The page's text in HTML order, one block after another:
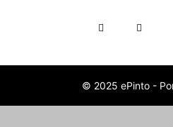
© 2025 ePinto -